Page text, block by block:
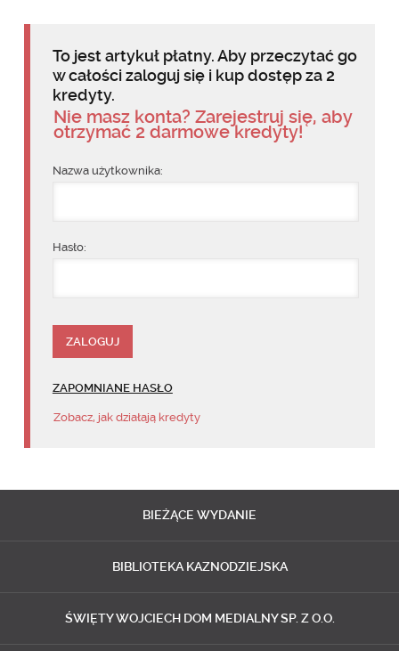
To jest artykuł płatny. Aby przeczytać go
w całości zaloguj się i kup dostęp za 2
kredyty.
Nie masz konta? Zarejestruj się, aby
otrzymać 2 darmowe kredyty!
Nazwa użytkownika:
Hasło:
ZAPOMNIANE HASŁO
Zobacz, jak działają kredyty
BIEŻĄCE WYDANIE
BIBLIOTEKA KAZNODZIEJSKA
ŚWIĘTY WOJCIECH DOM MEDIALNY SP. Z O.O.